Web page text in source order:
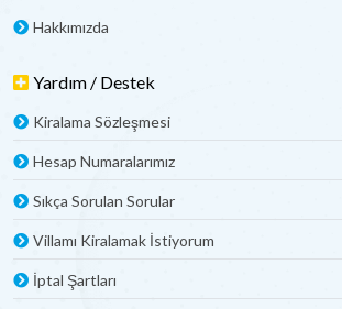
Hakkımızda
Yardım / Destek
Kiralama Sözleşmesi
Hesap Numaralarımız
Sıkça Sorulan Sorular
Villamı Kiralamak İstiyorum
İptal Şartları